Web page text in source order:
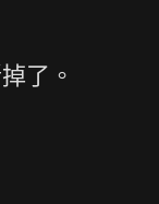
了。